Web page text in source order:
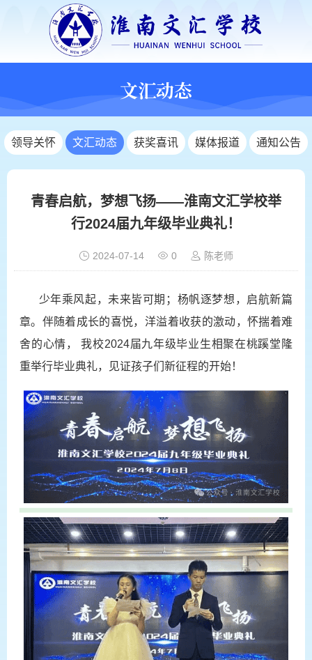
文汇动态
领导关怀 文汇动态 获奖喜讯 媒体报道 通知公告
青春启航，梦想飞扬——淮南文汇学校举
行2024届九年级毕业典礼！
2024-07-14 0 陈老师
少年乘风起，未来皆可期；杨帆逐梦想，启航新篇
章。伴随着成长的喜悦，洋溢着收获的激动，怀揣着难
舍的心情， 我校2024届九年级毕业生相聚在桃蹊堂隆
重举行毕业典礼，见证孩子们新征程的开始！